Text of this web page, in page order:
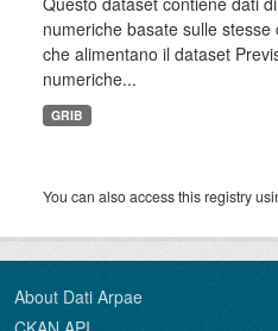
numeriche basate sulle
che alimentano il dataset
numeriche...
GRIB
You can also access this registry
About Dati Arpae